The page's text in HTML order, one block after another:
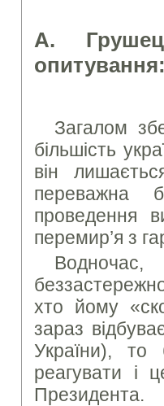
А.
опитування:
Загалом
більшість
він
переважна
проведення
перемир’я з
хто йому
зараз
України), то
реагувати і
Президента.